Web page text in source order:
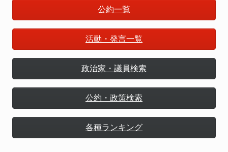
公約一覧
活動・発言一覧
政治家・議員検索
公約・政策検索
各種ランキング